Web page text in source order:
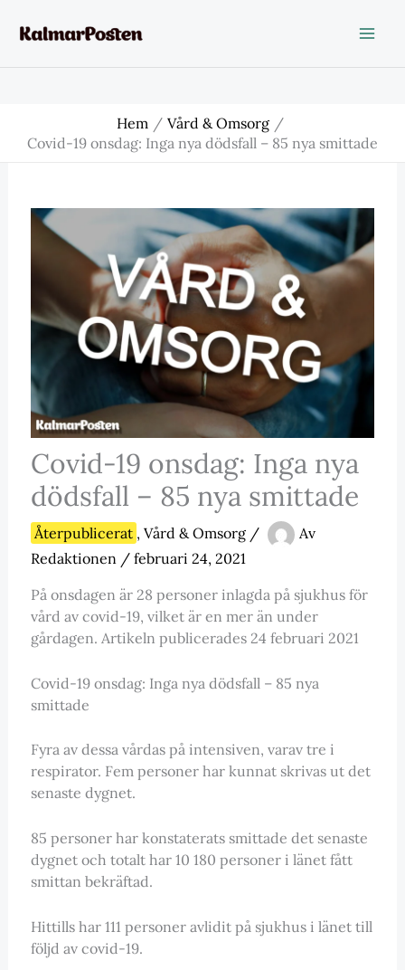
Hem
Vård & Omsorg
Covid-19 onsdag: Inga nya dödsfall – 85 nya smittade
Covid-19 onsdag: Inga nya
dödsfall – 85 nya smittade
Återpublicerat , Vård & Omsorg/
Av
Redaktionen / februari 24, 2021
På onsdagen är 28 personer inlagda på sjukhus för
vård av covid-19, vilket är en mer än under
gårdagen. Artikeln publicerades 24 februari 2021
Covid-19 onsdag: Inga nya dödsfall – 85 nya
smittade
Fyra av dessa vårdas på intensiven, varav tre i
respirator. Fem personer har kunnat skrivas ut det
senaste dygnet.
85 personer har konstaterats smittade det senaste
dygnet och totalt har 10 180 personer i länet fått
smittan bekräftad.
Hittills har 111 personer avlidit på sjukhus i länet till
följd av covid-19.